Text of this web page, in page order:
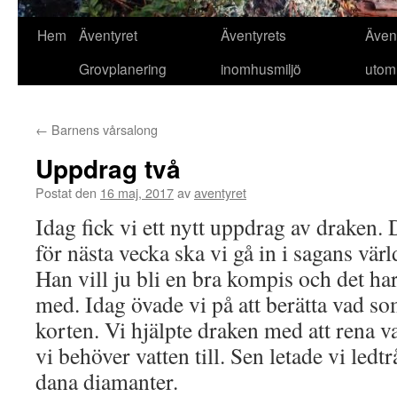
Hoppa
Hem
Äventyret
Grovplanering
Äventyrets
inomhusmiljö
← Barnens vårsalong
Uppdrag två
Postat den 16 maj, 2017avaventyret
Idag fick vi ett nytt uppdrag av draken.
för nästa vecka ska vi gå in i sagans
Han vill ju bli en bra kompis och det
med. Idag övade vi på att berätta vad
korten. Vi hjälpte draken med att rena
vi behöver vatten till. Sen letade vi
dana diamanter.